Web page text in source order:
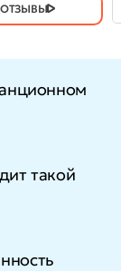
ОТЗЫВЫ
такой